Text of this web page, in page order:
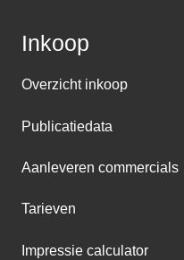
Inkoop
Overzicht inkoop
Publicatiedata
Aanleveren commercials
Tarieven
Impressie calculator